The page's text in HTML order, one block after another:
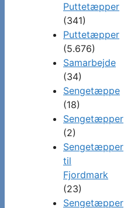
Puttetæpper
(341)
Puttetæpper
(5.676)
Samarbejde
(34)
Sengetæppe
(18)
Sengetæpper
(2)
Sengetæpper
til
Fjordmark
(23)
Sengetæpper